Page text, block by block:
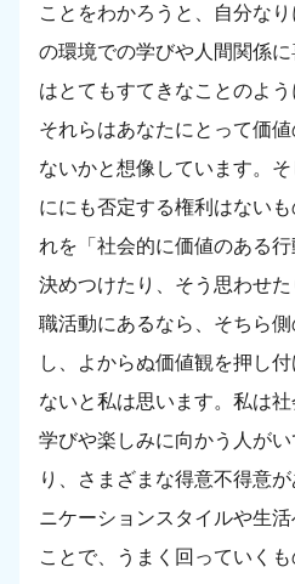
ことをわかろうと、自分な
の環境での学びや人間関係
はとてもすてきなことのよう
それらはあなたにとって価
ないかと想像しています。
ににも否定する権利はない
れを「社会的に価値のある
決めつけたり、そう思わせ
職活動にあるなら、そちら
し、よからぬ価値観を押し
ないと私は思います。私は
学びや楽しみに向かう人が
り、さまざまな得意不得意
ニケーションスタイルや生
ことで、うまく回っていく